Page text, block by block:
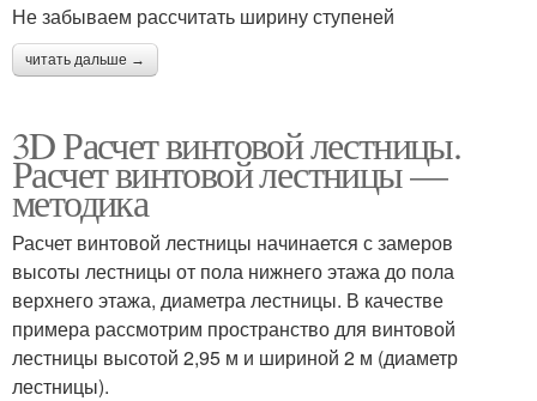
Не забываем рассчитать ширину ступеней
читать дальше →
3D Расчет винтовой лестницы.
Расчет винтовой лестницы —
методика
Расчет винтовой лестницы начинается с замеров
высоты лестницы от пола нижнего этажа до пола
верхнего этажа, диаметра лестницы. В качестве
примера рассмотрим пространство для винтовой
лестницы высотой 2,95 м и шириной 2 м (диаметр
лестницы).